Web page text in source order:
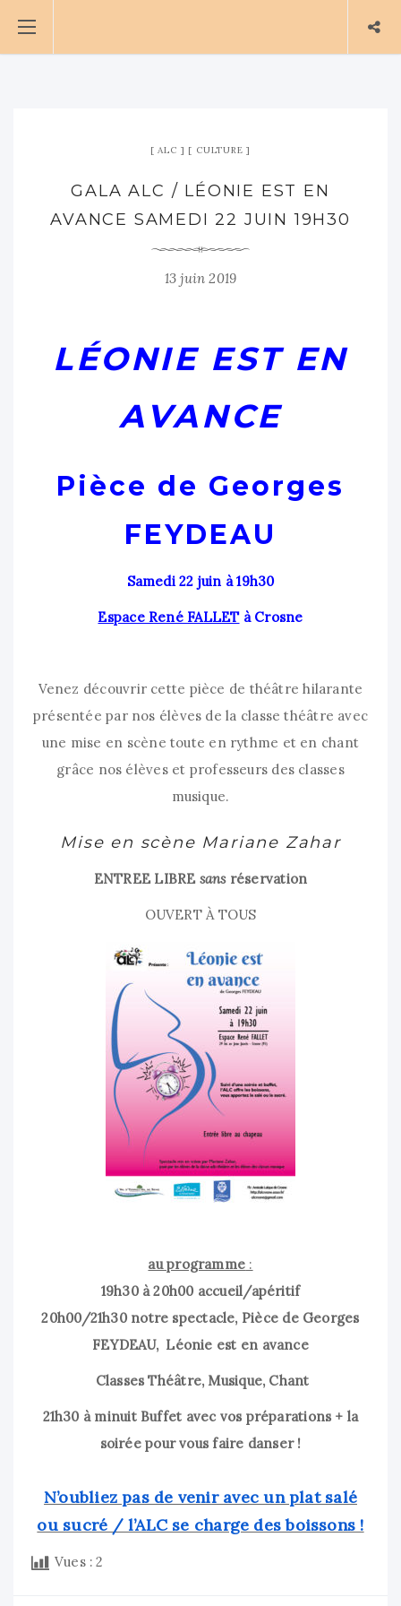
ALC CULTURE
GALA ALC / LÉONIE EST EN
AVANCE SAMEDI 22 JUIN 19H30
13 juin 2019
LÉONIE EST EN
AVANCE
Pièce de Georges
FEYDEAU
Samedi 22 juin à 19h30
Espace René FALLETà Crosne
Venez découvrir cette pièce de théâtre hilarante
présentée par nos élèves de la classe théâtre avec
une mise en scène toute en rythme et en chant
grâce nos élèves et professeurs des classes
musique.
Mise en scène Mariane Zahar
ENTREE LIBRE sansréservation
OUVERT À TOUS
au programme :
19h30 à 20h00 accueil/apéritif
20h00/21h30 notre spectacle, Pièce de Georges
FEYDEAU, Léonie est en avance
Classes Théâtre, Musique, Chant
21h30 à minuit Buffet avec vos préparations + la
soirée pour vous faire danser !
N’oubliez pas de venir avec un plat salé
ou sucré / l’ALC se charge des boissons !
Vues : 2